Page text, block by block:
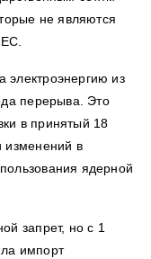
не являются
ЕС.
электроэнергию из
перерыва. Это
в принятый 18
изменений в
ядерной
запрет, но с 1
импорт